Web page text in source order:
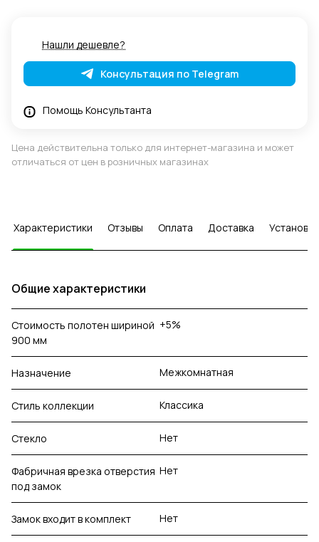
Нашли дешевле?
Консультация по Telegram
Помощь Консультанта
Цена действительна только для интернет-магазина и может
отличаться от цен в розничных магазинах
Характеристики Отзывы Оплата Доставка Установка
Общие характеристики
Стоимость полотен шириной
900 мм
+5%
Назначение Межкомнатная
Стиль коллекции Классика
Стекло Нет
Фабричная врезка отверстия
под замок
Нет
Замок входит в комплект Нет